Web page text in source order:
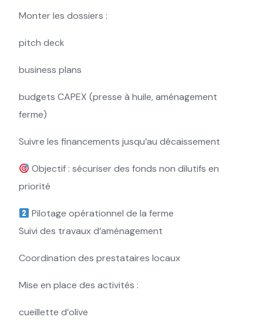
Monter les dossiers :
pitch deck
business plans
budgets CAPEX (presse à huile, aménagement
ferme)
Suivre les financements jusqu’au décaissement
Objectif : sécuriser des fonds non dilutifs en
priorité
Pilotage opérationnel de la ferme
Suivi des travaux d’aménagement
Coordination des prestataires locaux
Mise en place des activités :
cueillette d’olive